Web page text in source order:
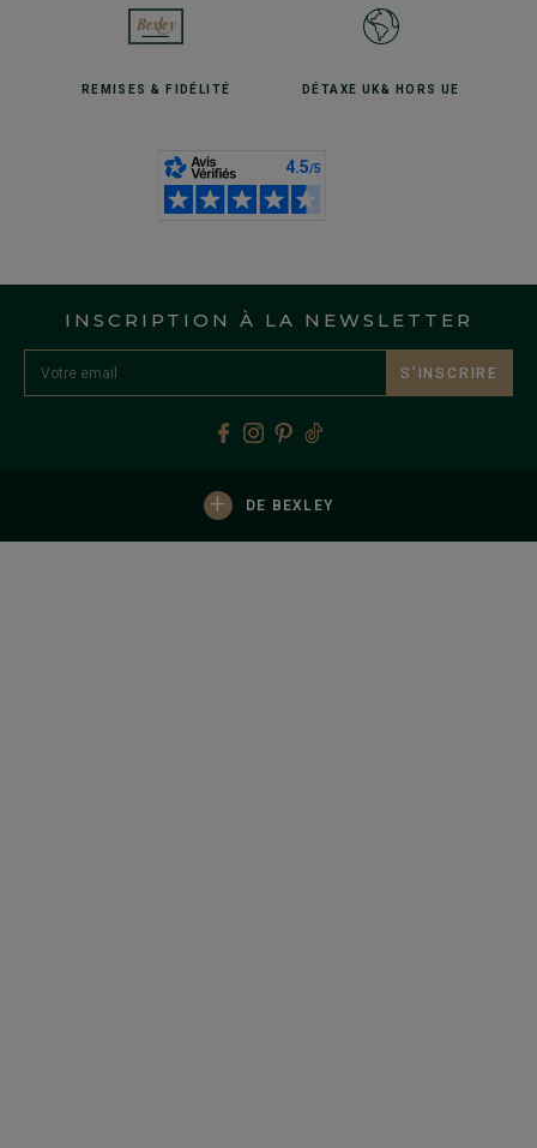
REMISES& FIDÉLITÉ DÉTAXE UK& HORS UE
INSCRIPTION À LA NEWSLETTER
S’INSCRIRE
+ DE BEXLEY